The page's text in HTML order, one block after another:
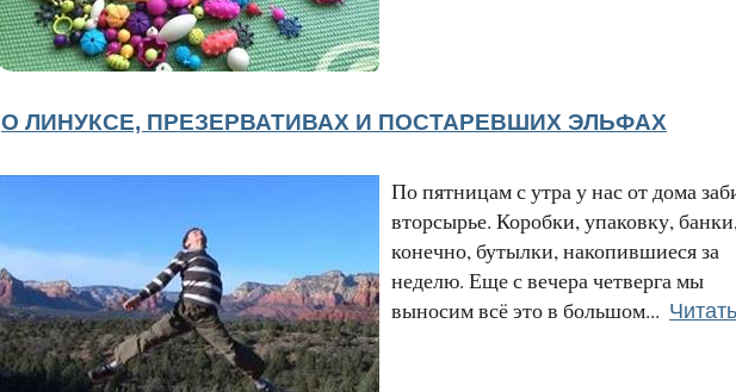
О ЛИНУКСЕ, ПРЕЗЕРВАТИВАХ И ПОСТАРЕВШИХ ЭЛЬФАХ
По пятницам с утра у нас от дома
вторсырье. Коробки, упаковку,
конечно, бутылки, накопившиеся за
неделю. Еще с вечера четверга мы
выносим всё это в большом...